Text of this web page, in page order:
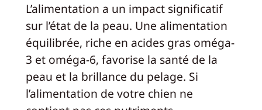
L’alimentation a un impact significatif
sur l’état de la peau. Une alimentation
équilibrée, riche en acides gras oméga-
3 et oméga-6, favorise la santé de la
peau et la brillance du pelage. Si
l’alimentation de votre chien ne